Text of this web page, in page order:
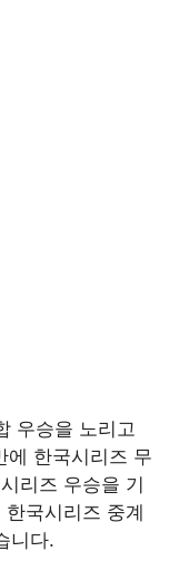
우승을 노리고
에 한국시리즈 무
리즈 우승을 기
국시리즈 중계
니다.